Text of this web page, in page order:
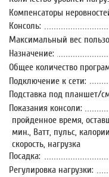
Компенсаторы
Консоль:
Максимальный вес
Назначение:
Общее количество
Подключение к сети:
Подставка под планшет/
Показания консоли:
пройденное время,
мин., Ватт, пульс,
скорость, нагрузка
Посадка:
Регулировка нагрузки: